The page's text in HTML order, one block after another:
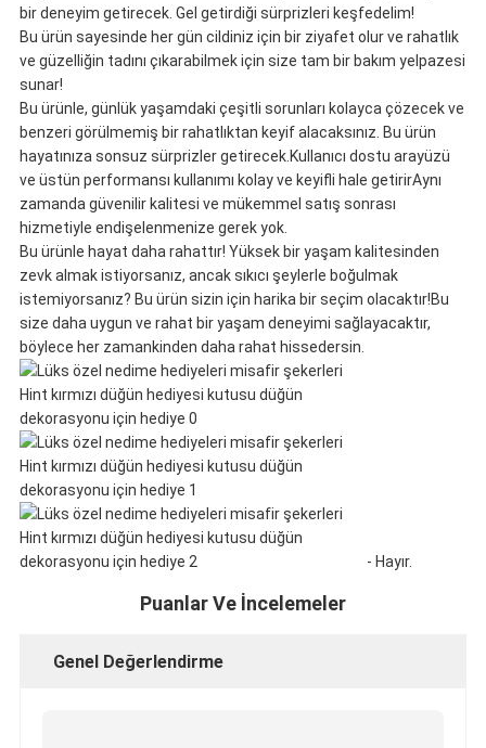
POLITIKASI
bir deneyim getirecek. Gel getirdiği sürprizleri keşfedelim!
Bu ürün sayesinde her gün cildiniz için bir ziyafet olur ve rahatlık
ve güzelliğin tadını çıkarabilmek için size tam bir bakım yelpazesi
sunar!
Bu ürünle, günlük yaşamdaki çeşitli sorunları kolayca çözecek ve
benzeri görülmemiş bir rahatlıktan keyif alacaksınız. Bu ürün
hayatınıza sonsuz sürprizler getirecek.Kullanıcı dostu arayüzü
ve üstün performansı kullanımı kolay ve keyifli hale getirirAynı
zamanda güvenilir kalitesi ve mükemmel satış sonrası
hizmetiyle endişelenmenize gerek yok.
Bu ürünle hayat daha rahattır! Yüksek bir yaşam kalitesinden
zevk almak istiyorsanız, ancak sıkıcı şeylerle boğulmak
istemiyorsanız? Bu ürün sizin için harika bir seçim olacaktır!Bu
size daha uygun ve rahat bir yaşam deneyimi sağlayacaktır,
böylece her zamankinden daha rahat hissedersin.
- Hayır.
Puanlar Ve İncelemeler
Genel Değerlendirme